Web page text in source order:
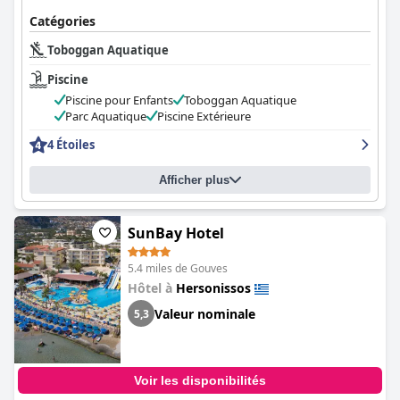
Catégories
Toboggan Aquatique
Piscine
Piscine pour Enfants
Toboggan Aquatique
Parc Aquatique
Piscine Extérieure
4 Étoiles
Afficher plus
SunBay Hotel
5.4 miles de Gouves
Hôtel à Hersonissos
5,3 Valeur nominale
Voir les disponibilités